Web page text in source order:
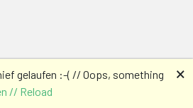
gelaufen :-( // Oops, something
// Reload
🗙